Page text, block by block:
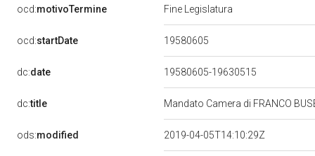
ocd:motivoTermine Fine Legislatura
ocd:startDate 19580605
dc:date 19580605-19630515
dc:title Mandato Camera di FRANCO
ods:modified 2019-04-05T14:10:29Z